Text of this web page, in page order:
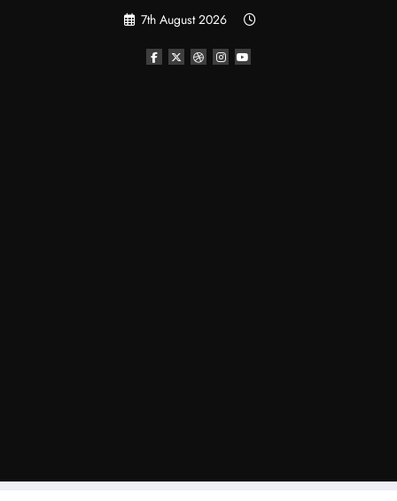
7th August 2026